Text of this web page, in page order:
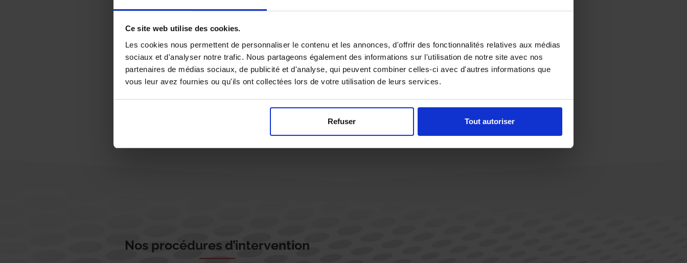
Ce site web utilise des cookies.
Les cookies nous permettent de personnaliser le contenu et les annonces, d'offrir des fonctionnalités relatives aux médias
sociaux et d'analyser notre trafic. Nous partageons également des informations sur l'utilisation de notre site avec nos
partenaires de médias sociaux, de publicité et d'analyse, qui peuvent combiner celles-ci avec d'autres informations que
vous leur avez fournies ou qu'ils ont collectées lors de votre utilisation de leurs services.
Refuser Tout autoriser
Vous souhaitez être
Nos procédures d’intervention